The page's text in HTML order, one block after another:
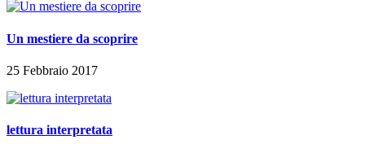
Un mestiere da scoprire
25 Febbraio 2017
lettura interpretata